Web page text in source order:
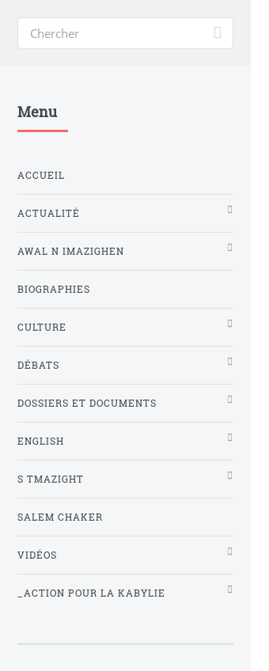
Menu
ACCUEIL
ACTUALITÉ
AWAL N IMAZIGHEN
BIOGRAPHIES
CULTURE
DÉBATS
DOSSIERS ET DOCUMENTS
ENGLISH
S TMAZIGHT
SALEM CHAKER
VIDÉOS
_ACTION POUR LA KABYLIE